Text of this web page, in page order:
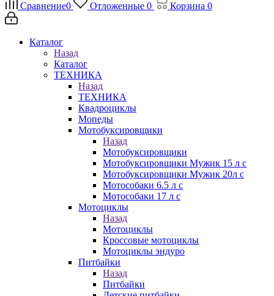
Сравнение0 Отложенные 0 Корзина 0
Каталог
Назад
Каталог
ТЕХНИКА
Назад
ТЕХНИКА
Квадроциклы
Мопеды
Мотобуксировщики
Назад
Мотобуксировщики
Мотобуксировщики Мужик 15 л с
Мотобуксировщики Мужик 20л с
Мотособаки 6.5 л с
Мотособаки 17 л с
Мотоциклы
Назад
Мотоциклы
Кроссовые мотоциклы
Мотоциклы эндуро
Питбайки
Назад
Питбайки